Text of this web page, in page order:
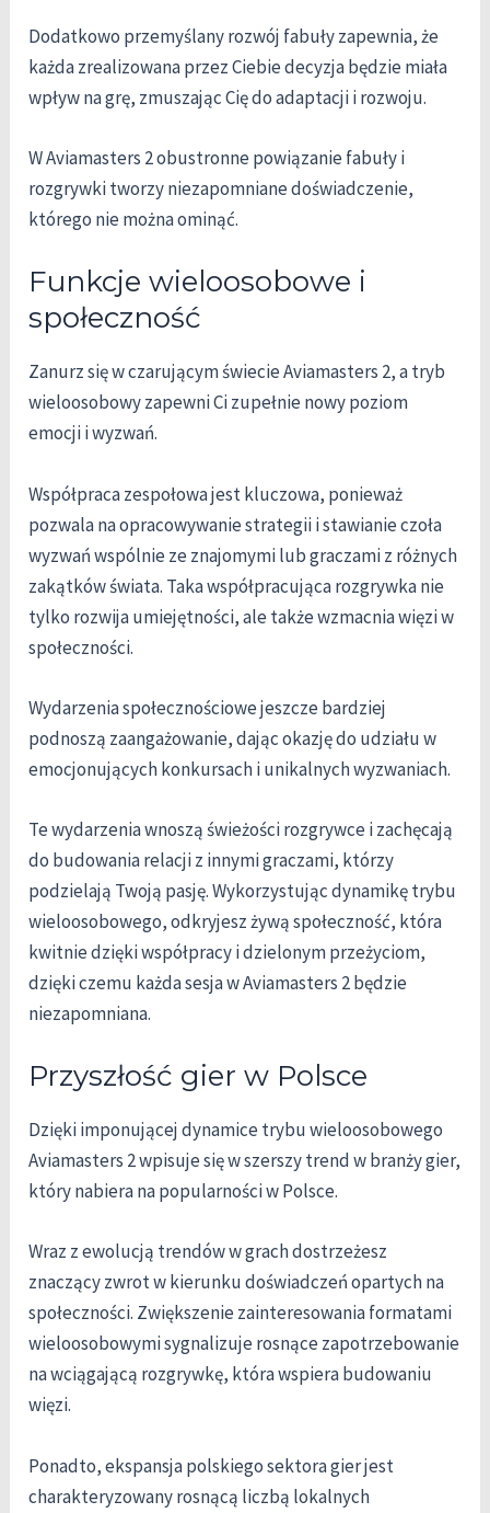
Dodatkowo przemyślany rozwój fabuły zapewnia, że
każda zrealizowana przez Ciebie decyzja będzie miała
wpływ na grę, zmuszając Cię do adaptacji i rozwoju.
W Aviamasters 2 obustronne powiązanie fabuły i
rozgrywki tworzy niezapomniane doświadczenie,
którego nie można ominąć.
Funkcje wieloosobowe i
społeczność
Zanurz się w czarującym świecie Aviamasters 2, a tryb
wieloosobowy zapewni Ci zupełnie nowy poziom
emocji i wyzwań.
Współpraca zespołowa jest kluczowa, ponieważ
pozwala na opracowywanie strategii i stawianie czoła
wyzwań wspólnie ze znajomymi lub graczami z różnych
zakątków świata. Taka współpracująca rozgrywka nie
tylko rozwija umiejętności, ale także wzmacnia więzi w
społeczności.
Wydarzenia społecznościowe jeszcze bardziej
podnoszą zaangażowanie, dając okazję do udziału w
emocjonujących konkursach i unikalnych wyzwaniach.
Te wydarzenia wnoszą świeżości rozgrywce i zachęcają
do budowania relacji z innymi graczami, którzy
podzielają Twoją pasję. Wykorzystując dynamikę trybu
wieloosobowego, odkryjesz żywą społeczność, która
kwitnie dzięki współpracy i dzielonym przeżyciom,
dzięki czemu każda sesja w Aviamasters 2 będzie
niezapomniana.
Przyszłość gier w Polsce
Dzięki imponującej dynamice trybu wieloosobowego
Aviamasters 2 wpisuje się w szerszy trend w branży gier,
który nabiera na popularności w Polsce.
Wraz z ewolucją trendów w grach dostrzeżesz
znaczący zwrot w kierunku doświadczeń opartych na
społeczności. Zwiększenie zainteresowania formatami
wieloosobowymi sygnalizuje rosnące zapotrzebowanie
na wciągającą rozgrywkę, która wspiera budowaniu
więzi.
Ponadto, ekspansja polskiego sektora gier jest
charakteryzowany rosnącą liczbą lokalnych